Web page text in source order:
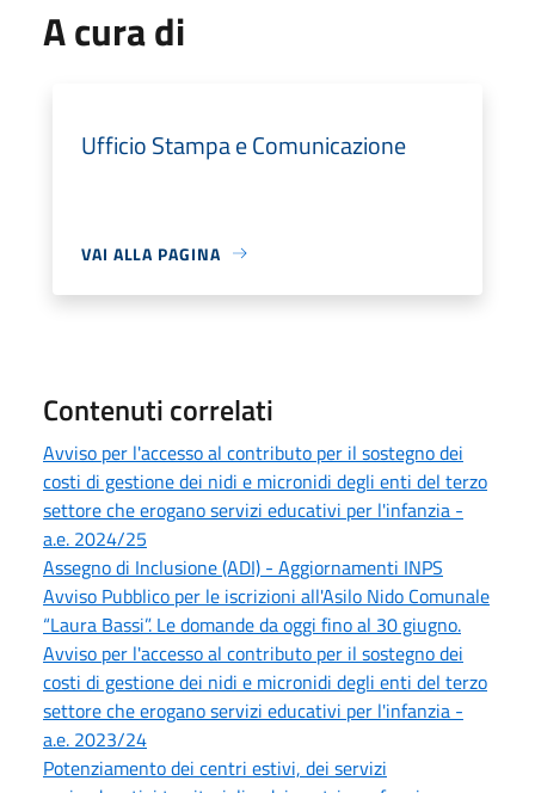
A cura di
Ufficio Stampa e Comunicazione
VAI ALLA PAGINA
Contenuti correlati
Avviso per l'accesso al contributo per il sostegno dei
costi di gestione dei nidi e micronidi degli enti del terzo
settore che erogano servizi educativi per l'infanzia -
a.e. 2024/25
Assegno di Inclusione (ADI) - Aggiornamenti INPS
Avviso Pubblico per le iscrizioni all'Asilo Nido Comunale
“Laura Bassi”. Le domande da oggi fino al 30 giugno.
Avviso per l'accesso al contributo per il sostegno dei
costi di gestione dei nidi e micronidi degli enti del terzo
settore che erogano servizi educativi per l'infanzia -
a.e. 2023/24
Potenziamento dei centri estivi, dei servizi